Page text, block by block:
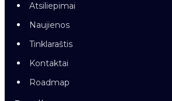
Atsiliepimai
Naujienos
Tinklaraštis
Kontaktai
Roadmap